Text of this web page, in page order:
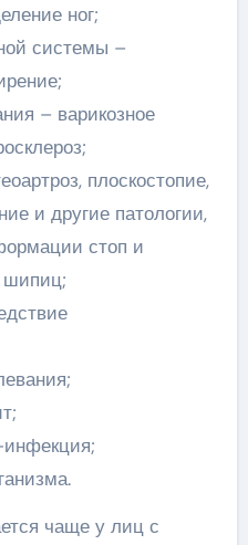
ног;
системы –
– варикозное
плоскостопие,
и другие патологии,
стоп и
шипиц;
чаще у лиц с